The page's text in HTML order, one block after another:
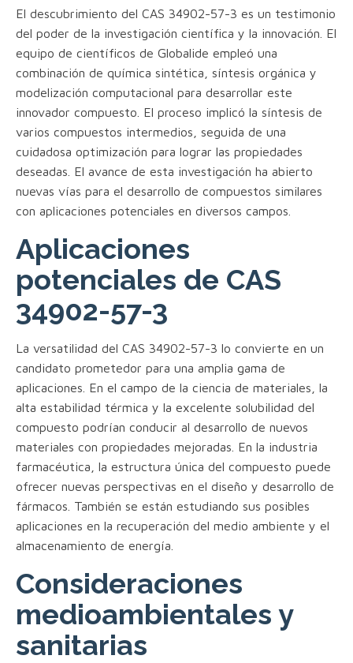
El descubrimiento del CAS 34902-57-3 es un testimonio
del poder de la investigación científica y la innovación. El
equipo de científicos de Globalide empleó una
combinación de química sintética, síntesis orgánica y
modelización computacional para desarrollar este
innovador compuesto. El proceso implicó la síntesis de
varios compuestos intermedios, seguida de una
cuidadosa optimización para lograr las propiedades
deseadas. El avance de esta investigación ha abierto
nuevas vías para el desarrollo de compuestos similares
con aplicaciones potenciales en diversos campos.
Aplicaciones
potenciales de CAS
34902-57-3
La versatilidad del CAS 34902-57-3 lo convierte en un
candidato prometedor para una amplia gama de
aplicaciones. En el campo de la ciencia de materiales, la
alta estabilidad térmica y la excelente solubilidad del
compuesto podrían conducir al desarrollo de nuevos
materiales con propiedades mejoradas. En la industria
farmacéutica, la estructura única del compuesto puede
ofrecer nuevas perspectivas en el diseño y desarrollo de
fármacos. También se están estudiando sus posibles
aplicaciones en la recuperación del medio ambiente y el
almacenamiento de energía.
Consideraciones
medioambientales y
sanitarias